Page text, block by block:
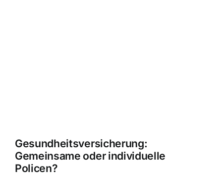
Gesundheitsversicherung:
Gemeinsame oder individuelle
Policen?